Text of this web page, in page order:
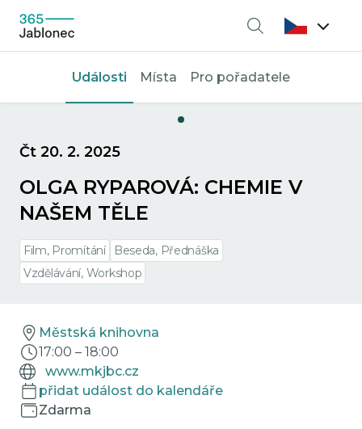
Vyhledávání
Události Místa Pro pořadatele
Čt 20. 2. 2025
OLGA RYPAROVÁ: CHEMIE V
NAŠEM TĚLE
Film, Promítání
Beseda, Přednáška
Vzdělávání, Workshop
Městská knihovna
17:00 – 18:00
www.mkjbc.cz
přidat událost do kalendáře
Zdarma